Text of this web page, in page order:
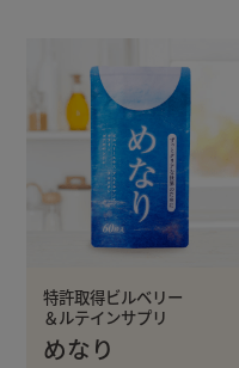
特許取得ビルベリー
＆ルテインサプリ
めなり